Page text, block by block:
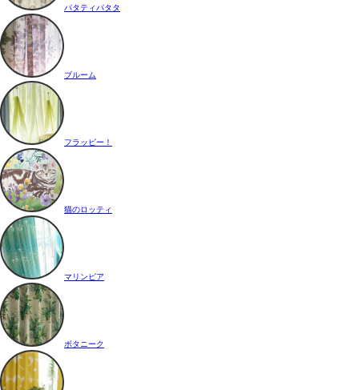
パタティパタタ
ブルーム
フラッピー！
猫のロッティ
マリンピア
ボタニーク